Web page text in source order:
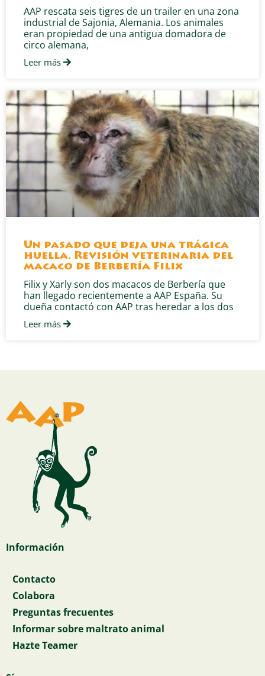
AAP rescata seis tigres de un trailer en una zona
industrial de Sajonia, Alemania. Los animales
eran propiedad de una antigua domadora de
circo alemana,
Leer más
Un pasado que deja una trágica
huella. Revisión veterinaria del
macaco de Berbería Filix
Filix y Xarly son dos macacos de Berbería que
han llegado recientemente a AAP España. Su
dueña contactó con AAP tras heredar a los dos
Leer más
Información
Contacto
Colabora
Preguntas frecuentes
Informar sobre maltrato animal
Hazte Teamer